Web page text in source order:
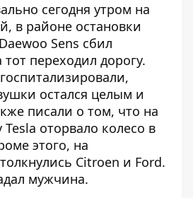
сегодня утром на
в районе остановки
Daewoo Sens сбил
тот переходил дорогу.
остался целым и
писали о том, что на
оторвало колесо в
этого, на
Citroen и Ford.
мужчина.